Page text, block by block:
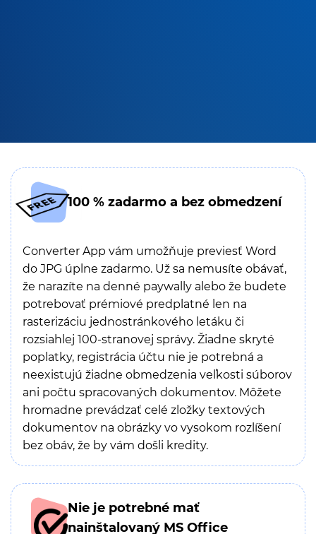
100 % zadarmo a bez obmedzení
Converter App vám umožňuje previesť Word
do JPG úplne zadarmo. Už sa nemusíte obávať,
že narazíte na denné paywally alebo že budete
potrebovať prémiové predplatné len na
rasterizáciu jednostránkového letáku či
rozsiahlej 100-stranovej správy. Žiadne skryté
poplatky, registrácia účtu nie je potrebná a
neexistujú žiadne obmedzenia veľkosti súborov
ani počtu spracovaných dokumentov. Môžete
hromadne prevádzať celé zložky textových
dokumentov na obrázky vo vysokom rozlíšení
bez obáv, že by vám došli kredity.
Nie je potrebné mať
nainštalovaný MS Office